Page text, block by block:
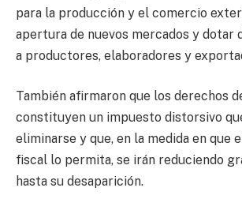
para la producción y el comercio
apertura de nuevos mercados y dotar
a productores, elaboradores y
También afirmaron que los derechos
constituyen un impuesto distorsivo
eliminarse y que, en la medida en que
fiscal lo permita, se irán reduciendo
hasta su desaparición.